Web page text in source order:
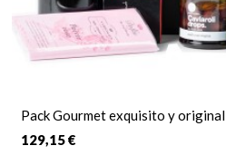
Pack Gourmet exquisito y original
129,15 €